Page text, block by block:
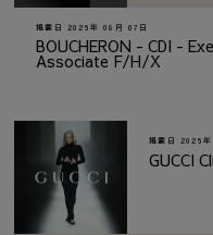
掲載日 2026年 08月 07日
BOUCHERON - CDI -
Associate F/H/X
掲載日 2026
GUCCI